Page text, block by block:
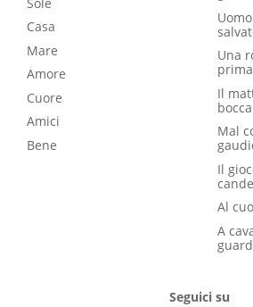
Casa
Mare
Amore
Cuore
Amici
Bene
Una
Il
bocca
Mal
Il
Al
A
Seguici su